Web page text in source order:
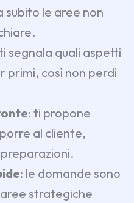
subito le aree non
segnala quali aspetti
primi, così non perdi
: ti propone
al cliente,
: le domande sono
strategiche